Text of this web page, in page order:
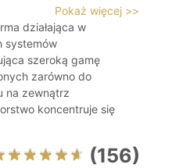
Pokaż więcej >>
działająca w
systemów
szeroką gamę
zarówno do
na zewnątrz
koncentruje się
(156)